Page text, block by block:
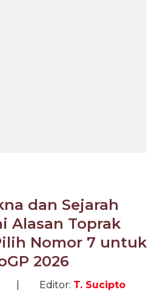
dan Sejarah
Alasan Toprak
Nomor 7 untuk
2026
Editor: T. Sucipto